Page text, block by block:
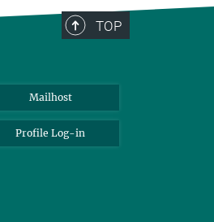
TOP
Mailhost
Profile Log-in